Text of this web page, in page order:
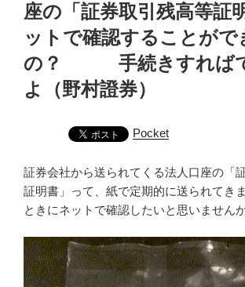
座の「証券取引残高等証
ットで確認することがで
の？ 手続きすれば
よ（野村證券）
Pocket
証券会社から送られてくる法人口座の「
証明書」って、紙で定期的に送られてき
ときにネットで確認したいと思いません